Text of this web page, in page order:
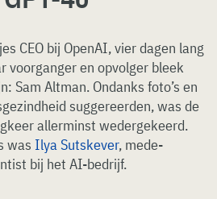
CEO bij OpenAI, vier dagen lang
voorganger en opvolger bleek
Sam Altman. Ondanks foto’s en
suggereerden, was de
allerminst wedergekeerd.
was Ilya Sutskever, mede-
bij het AI-bedrijf.